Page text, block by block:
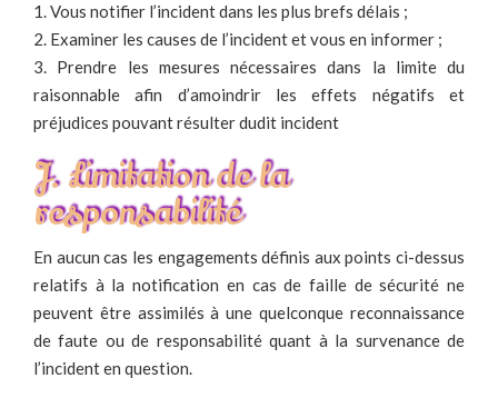
1. Vous notifier l’incident dans les plus brefs délais ;
2. Examiner les causes de l’incident et vous en informer ;
3. Prendre les mesures nécessaires dans la limite du
raisonnable afin d’amoindrir les effets négatifs et
préjudices pouvant résulter dudit incident
J. Limitation de la
responsabilité
En aucun cas les engagements définis aux points ci-dessus
relatifs à la notification en cas de faille de sécurité ne
peuvent être assimilés à une quelconque reconnaissance
de faute ou de responsabilité quant à la survenance de
l’incident en question.